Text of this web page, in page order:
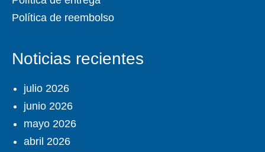
Política de reembolso
Noticias recientes
julio 2026
junio 2026
mayo 2026
abril 2026